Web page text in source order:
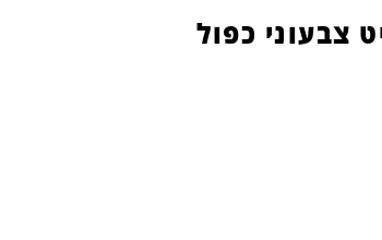
צבעוני כפול